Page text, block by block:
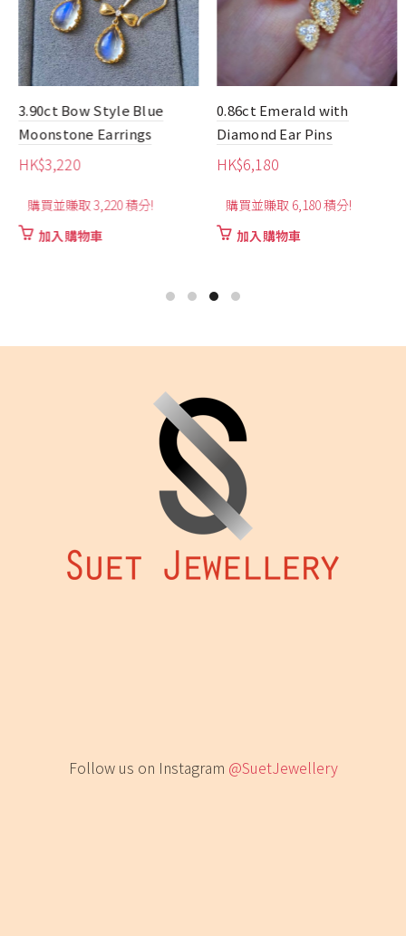
3.90ct Bow Style Blue
Moonstone Earrings
HK$3,220
購買並賺取 3,220 積分!
加入購物車
0.86ct Emerald with
Diamond Ear Pins
HK$6,180
購買並賺取 6,180 積分!
加入購物車
Follow us on Instagram @SuetJewellery